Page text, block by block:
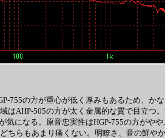
755の方が重心が低く厚みもあるため、か
はAHP-505の方が太く金属的な質で目立つ
気になる。原音忠実性はHGP-755の方が
ちらもあまり痛くない。明瞭さ、音の鮮や